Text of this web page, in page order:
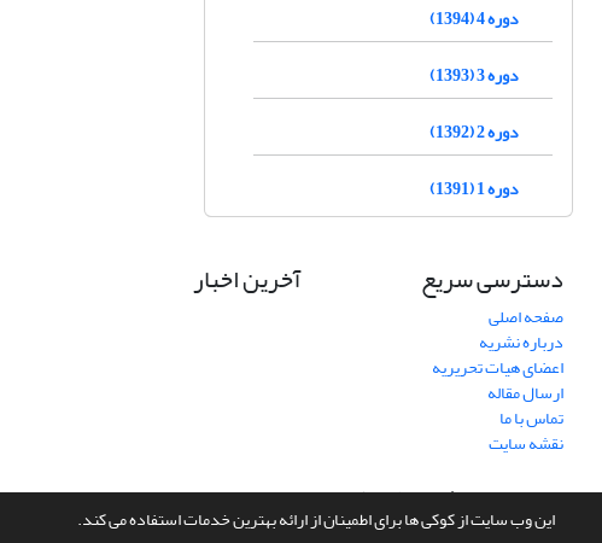
این وب سایت از کوکی ها برای اطمینان از ارائه بهترین خدمات استفاده می کند.
دوره 4 (1394)
دوره 3 (1393)
دوره 2 (1392)
دوره 1 (1391)
دسترسی سریع
صفحه اصلی
درباره نشریه
اعضای هیات تحریریه
ارسال مقاله
تماس با ما
نقشه سایت
آخرین اخبار
سامانه مدیریت نشریات علمی.طراحی و پیاده سازی ازسیناوب